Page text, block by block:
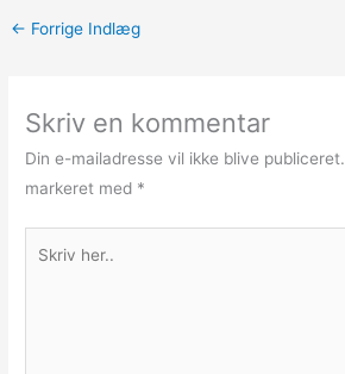
← Forrige Indlæg
Skriv en kommentar
Din e-mailadresse vil ikke blive publiceret.
markeret med *